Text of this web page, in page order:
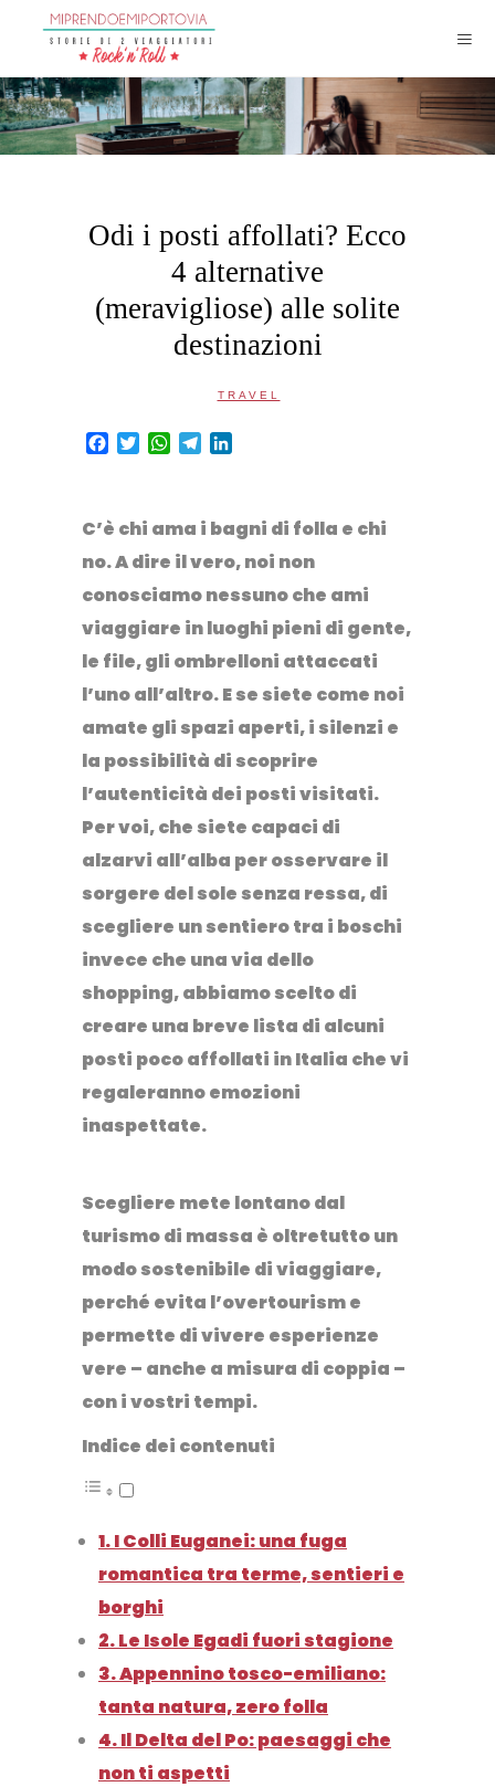
Odi i posti affollati? Ecco
4 alternative
(meravigliose) alle solite
destinazioni
TRAVEL
Facebook
TwitterWhatsApp
Telegram
C’è chi ama i bagni di folla e chi
no. A dire il vero, noi non
conosciamo nessuno che ami
viaggiare in luoghi pieni di gente,
le file, gli ombrelloni attaccati
l’uno all’altro. E se siete come noi
amate gli spazi aperti, i silenzi e
la possibilità di scoprire
l’autenticità dei posti visitati.
Per voi, che siete capaci di
alzarvi all’alba per osservare il
sorgere del sole senza ressa, di
scegliere un sentiero tra i boschi
invece che una via dello
shopping, abbiamo scelto di
creare una breve lista di alcuni
posti poco affollati in Italia che vi
regaleranno emozioni
inaspettate.
Scegliere mete lontano dal
turismo di massa è oltretutto un
modo sostenibile di viaggiare,
perché evita l’overtourisme
permette di vivere esperienze
vere – anche a misura di coppia –
con i vostri tempi.
Indice dei contenuti
1. I Colli Euganei: una fuga
romantica tra terme, sentieri e
borghi
2. Le Isole Egadi fuori stagione
3. Appennino tosco-emiliano:
tanta natura, zero folla
4. Il Delta del Po: paesaggi che
non ti aspetti